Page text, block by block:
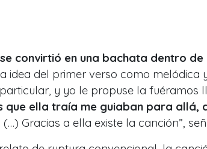
se convirtió en una bachata dentro de
idea del primer verso como melódica
y yo le propuse la fuéramos
que ella traía me guiaban para allá,
(…) Gracias a ella existe la canción”,